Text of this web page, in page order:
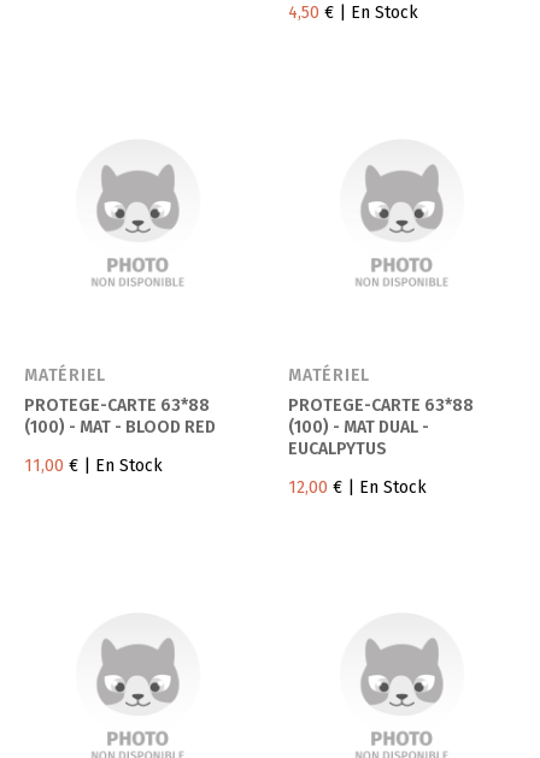
4,50 € | En Stock
MATÉRIEL
PROTEGE-CARTE 63*88
(100) - MAT - BLOOD RED
11,00 € | En Stock
MATÉRIEL
PROTEGE-CARTE 63*88
(100) - MAT DUAL -
EUCALPYTUS
12,00 € | En Stock